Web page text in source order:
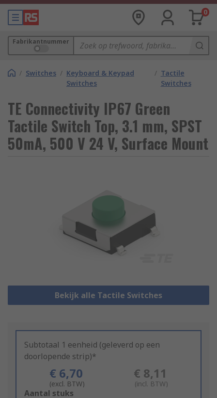
0
Fabrikantnummer
/ Switches / Keyboard & Keypad
Switches
/ Tactile
Switches
TE Connectivity IP67 Green
Tactile Switch Top, 3.1 mm, SPST
50mA, 500 V 24 V, Surface Mount
Bekijk alle Tactile Switches
Subtotaal 1 eenheid (geleverd op een
doorlopende strip)*
€ 6,70
(excl. BTW)
€ 8,11
(incl. BTW)
Add
Aantal stuks